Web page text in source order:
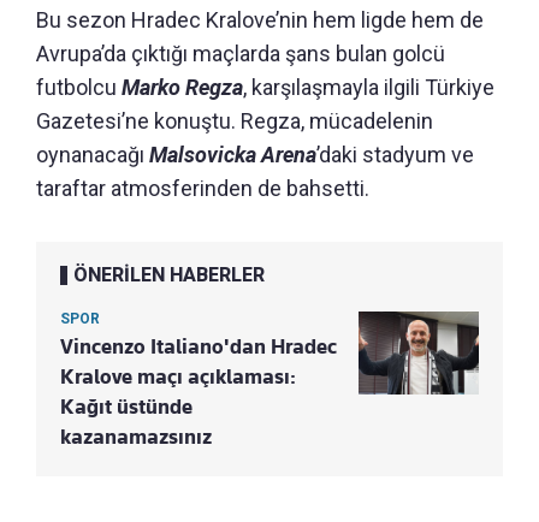
Bu sezon Hradec Kralove’nin hem ligde hem de
Avrupa’da çıktığı maçlarda şans bulan golcü
futbolcu Marko Regza, karşılaşmayla ilgili Türkiye
Gazetesi’ne konuştu. Regza, mücadelenin
oynanacağı Malsovicka Arena’daki stadyum ve
taraftar atmosferinden de bahsetti.
ÖNERİLEN HABERLER
SPOR
Vincenzo Italiano'dan Hradec
Kralove maçı açıklaması:
Kağıt üstünde
kazanamazsınız